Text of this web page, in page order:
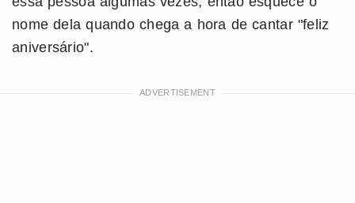
nome dela quando chega a hora de cantar "feliz
aniversário".